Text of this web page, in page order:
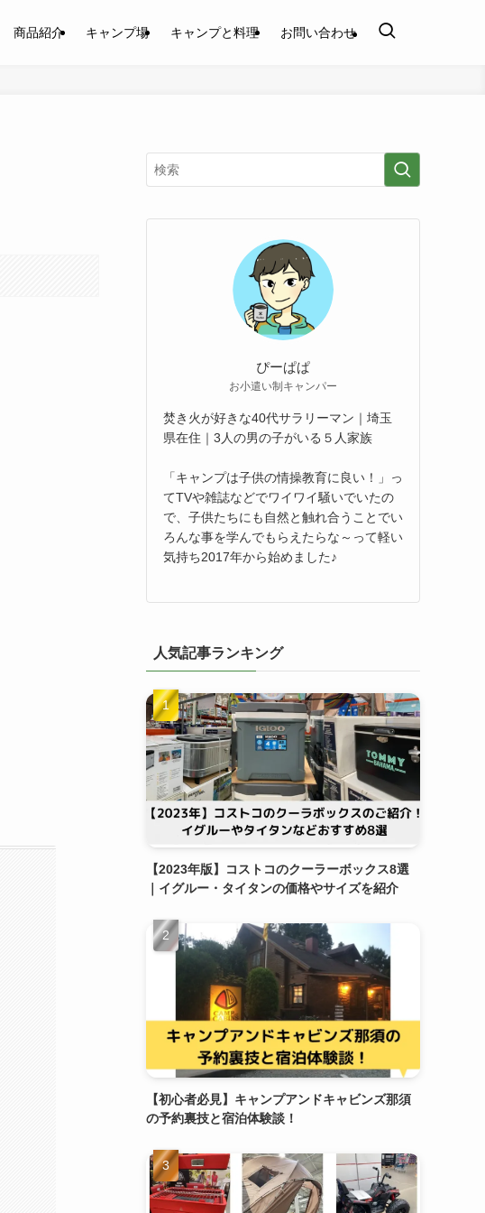
商品紹介 キャンプ場 キャンプと料理 お問い合わせ
ぴーぱぱ
お小遣い制キャンパー
焚き火が好きな40代サラリーマン｜埼玉
県在住｜3人の男の子がいる５人家族
「キャンプは子供の情操教育に良い！」っ
てTVや雑誌などでワイワイ騒いでいたの
で、子供たちにも自然と触れ合うことでい
ろんな事を学んでもらえたらな～って軽い
気持ち2017年から始めました♪
人気記事ランキング
【2023年版】コストコのクーラーボックス8選
｜イグルー・タイタンの価格やサイズを紹介
【初心者必見】キャンプアンドキャビンズ那須
の予約裏技と宿泊体験談！